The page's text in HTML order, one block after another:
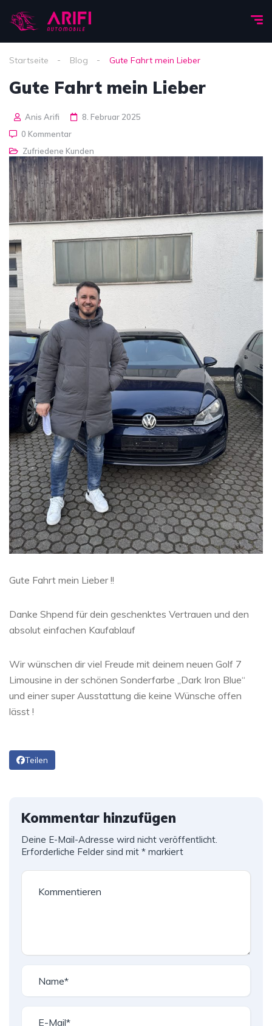
Startseite Blog Gute Fahrt mein Lieber
Gute Fahrt mein Lieber
Anis Arifi
8. Februar 2025
0 Kommentar
Zufriedene Kunden
Gute Fahrt mein Lieber !!
Danke Shpend für dein geschenktes Vertrauen und den
absolut einfachen Kaufablauf
Wir wünschen dir viel Freude mit deinem neuen Golf 7
Limousine in der schönen Sonderfarbe „Dark Iron Blue“
und einer super Ausstattung die keine Wünsche offen
lässt !
Teilen
Kommentar hinzufügen
Deine E-Mail-Adresse wird nicht veröffentlicht.
Erforderliche Felder sind mit * markiert